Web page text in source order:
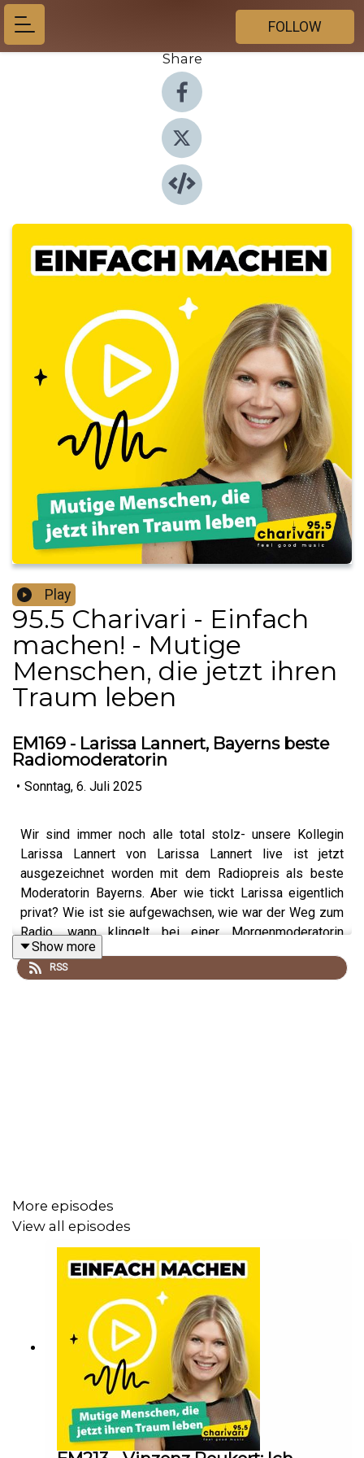
FOLLOW
Share
Play
95.5 Charivari - Einfach
machen! - Mutige
Menschen, die jetzt ihren
Traum leben
EM169 - Larissa Lannert, Bayerns beste
Radiomoderatorin
• Sonntag, 6. Juli 2025
Wir sind immer noch alle total stolz- unsere Kollegin
Larissa Lannert von Larissa Lannert live ist jetzt
ausgezeichnet worden mit dem Radiopreis als beste
Moderatorin Bayerns. Aber wie tickt Larissa eigentlich
privat? Wie ist sie aufgewachsen, wie war der Weg zum
Radio, wann klingelt bei einer Morgenmoderatorin
eigentlich der Wecker und wann geht sie ins Bett? Das
alles hört ihr in der aktuellen Podcastfolge- und
Show more
RSS
More episodes
View all episodes